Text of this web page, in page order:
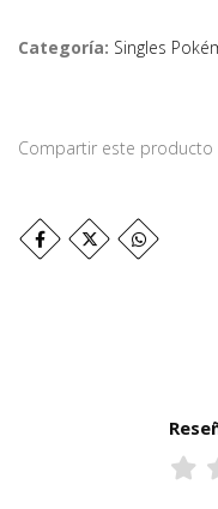
Categoría: Singles
Compartir este producto